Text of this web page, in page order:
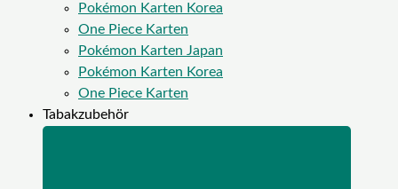
Pokémon Karten Korea
One Piece Karten
Pokémon Karten Japan
Pokémon Karten Korea
One Piece Karten
Tabakzubehör